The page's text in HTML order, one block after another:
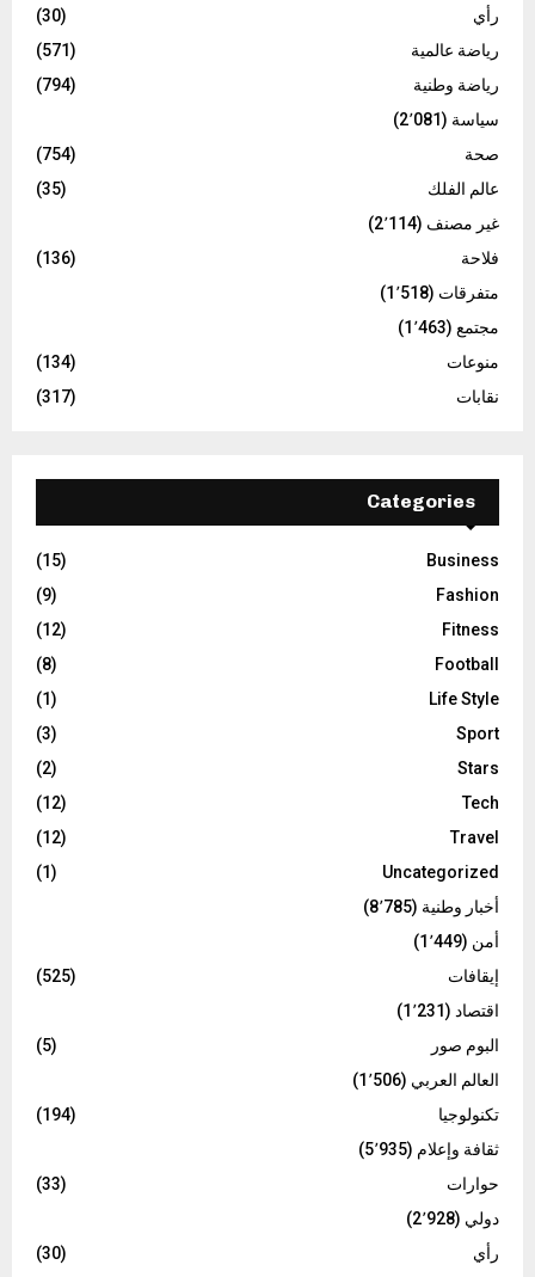
رأي
(30)
رياضة عالمية
(571)
رياضة وطنية
(794)
سياسة (2٬081)
صحة
(754)
عالم الفلك
(35)
غير مصنف (2٬114)
فلاحة
(136)
متفرقات (1٬518)
مجتمع (1٬463)
منوعات
(134)
نقابات
(317)
Categories
Business
(15)
Fashion
(9)
Fitness
(12)
Football
(8)
Life Style
(1)
Sport
(3)
Stars
(2)
Tech
(12)
Travel
(12)
Uncategorized
(1)
أخبار وطنية (8٬785)
أمن (1٬449)
إيقافات
(525)
اقتصاد (1٬231)
البوم صور
(5)
العالم العربي (1٬506)
تكنولوجيا
(194)
ثقافة وإعلام (5٬935)
حوارات
(33)
دولي (2٬928)
رأي
(30)